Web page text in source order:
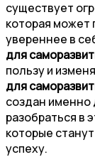
существует
которая может
увереннее в
для
пользу и
для
создан именно
разобраться в
которые
успеху.